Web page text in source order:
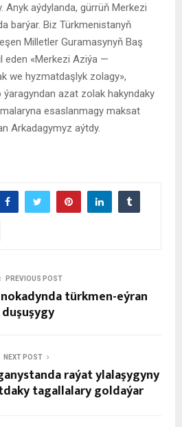
Anyk aýdylanda, gürrüň Merkezi
barýar. Biz Türkmenistanyň
Milletler Guramasynyň Baş
eden «Merkezi Aziýa —
we hyzmatdaşlyk zolagy»,
ýaragyndan azat zolak hakyndaky
esaslanmagy maksat
Arkadagymyz aýtdy.
PREVIOUS POST
türkmen-eýran
duşuşygy
NEXT POST
raýat ylalaşygyny
tagallalary goldaýar